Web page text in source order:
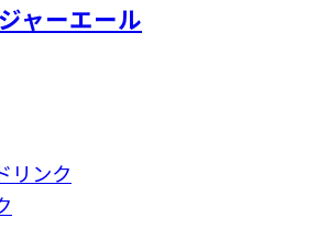
ャーエール
リンク